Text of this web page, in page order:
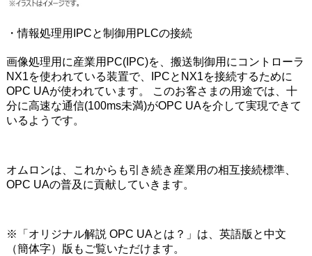
・情報処理用IPCと制御用PLCの接続
画像処理用に産業用PC(IPC)を、搬送制御用にコントローラ
NX1を使われている装置で、IPCとNX1を接続するために
OPC UAが使われています。 このお客さまの用途では、十
分に高速な通信(100ms未満)がOPC UAを介して実現できて
いるようです。
オムロンは、これからも引き続き産業用の相互接続標準、
OPC UAの普及に貢献していきます。
※「オリジナル解説 OPC UAとは？」は、英語版と中文
（簡体字）版もご覧いただけます。